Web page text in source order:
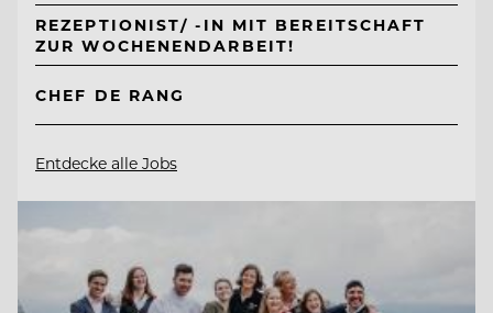
REZEPTIONIST/ -IN MIT BEREITSCHAFT
ZUR WOCHENENDARBEIT!
CHEF DE RANG
Entdecke alle Jobs